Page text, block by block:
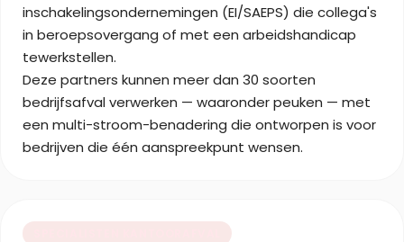
inschakelingsondernemingen (EI/SAEPS) die collega's
in beroepsovergang of met een arbeidshandicap
tewerkstellen.
Deze partners kunnen meer dan 30 soorten
bedrijfsafval verwerken — waaronder peuken — met
een multi-stroom-benadering die ontworpen is voor
bedrijven die één aanspreekpunt wensen.